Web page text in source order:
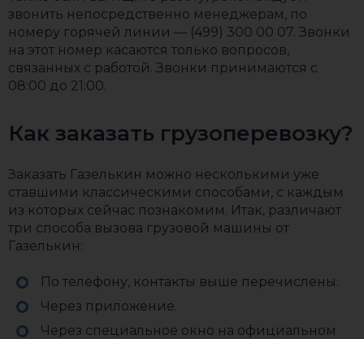
звонить непосредственно менеджерам, по
номеру горячей линии — (499) 300 00 07. Звонки
на этот номер касаются только вопросов,
связанных с работой. Звонки принимаются с
08:00 до 21:00.
Как заказать грузоперевозку?
Заказать Газелькин можно несколькими уже
ставшими классическими способами, с каждым
из которых сейчас познакомим. Итак, различают
три способа вызова грузовой машины от
Газелькин:
По телефону, контакты выше перечислены.
Через приложение.
Через специальное окно на официальном